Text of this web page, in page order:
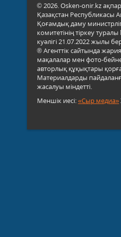
© 2026. Osken-onir.kz
Қазақстан Республикасы
Қоғамдық даму
комитетінің тіркеу
куәлігі 21.07.2022 жылы
® Агенттік сайтында
мақалалар мен фото-
авторлық құқықтары
Материалдарды
жасалуы міндетті.
Меншік иесі:«Сыр медиа»